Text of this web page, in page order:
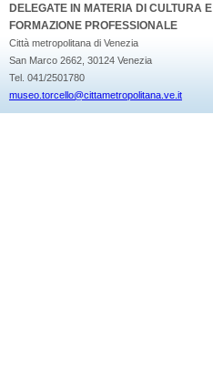
DELEGATE IN MATERIA DI CULTURA E
FORMAZIONE PROFESSIONALE
Città metropolitana di Venezia
San Marco 2662, 30124 Venezia
Tel. 041/2501780
museo.torcello@cittametropolitana.ve.it